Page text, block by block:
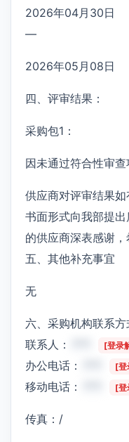
2026年04月30日
—
2026年05月08日
四、评审结果：
采购包1：
因未通过符合性审
供应商对评审结果
书面形式向我部提
的供应商深表感谢，
五、其他补充事宜
无
六、采购机构联系方
联系人：
[登录
办公电话： [登
移动电话： [登
传真：/